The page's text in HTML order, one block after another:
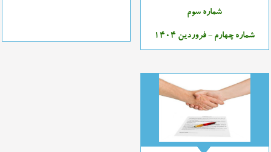
شماره سوم
شماره چهارم - فروردین 1404